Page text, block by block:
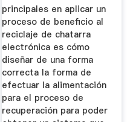
principales en aplicar un
proceso de beneficio al
reciclaje de chatarra
electrónica es cómo
diseñar de una forma
correcta la forma de
efectuar la alimentación
para el proceso de
recuperación para poder